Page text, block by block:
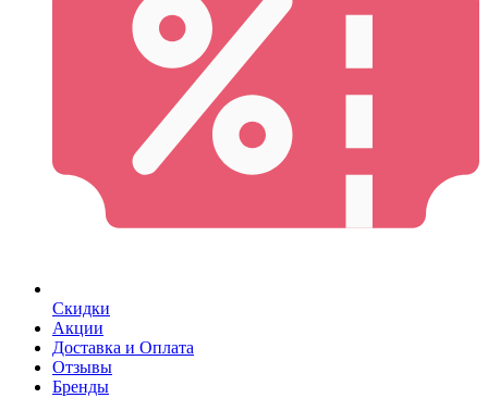
Скидки
Акции
Доставка и Оплата
Отзывы
Бренды